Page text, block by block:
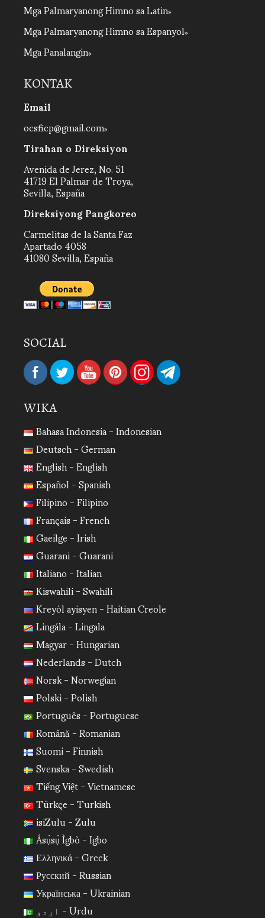
Mga Palmaryanong Himno sa Latin
Mga Palmaryanong Himno sa Espanyol
Mga Panalangin
KONTAK
Email
ocsficp@gmail.com
Tirahan o Direksiyon
Avenida de Jerez, No. 51
41719 El Palmar de Troya,
Sevilla, España
Direksiyong Pangkoreo
Carmelitas de la Santa Faz
Apartado 4058
41080 Sevilla, España
SOCIAL
WIKA
Bahasa Indonesia - Indonesian
Deutsch - German
English - English
Español - Spanish
Filipino - Filipino
Français - French
Gaeilge - Irish
Guarani - Guarani
Italiano - Italian
Kiswahili - Swahili
Kreyòl ayisyen - Haitian Creole
Lingála - Lingala
Magyar - Hungarian
Nederlands - Dutch
Norsk - Norwegian
Polski - Polish
Português - Portuguese
Română - Romanian
Suomi - Finnish
Svenska - Swedish
Tiếng Việt - Vietnamese
Türkçe - Turkish
isiZulu - Zulu
Ásụ̀sụ̀ Ìgbò - Igbo
Ελληνικά - Greek
Русский - Russian
Українська - Ukrainian
اردو - Urdu